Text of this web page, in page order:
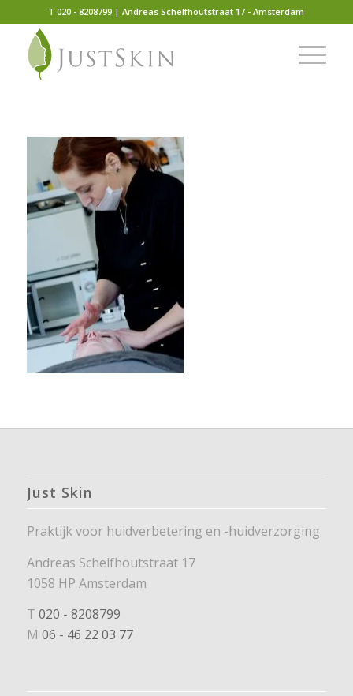
T 020 - 8208799 | Andreas Schelfhoutstraat 17 - Amsterdam
Just Skin
Praktijk voor huidverbetering en -huidverzorging
Andreas Schelfhoutstraat 17
1058 HP Amsterdam
T 020 - 8208799
M 06 - 46 22 03 77